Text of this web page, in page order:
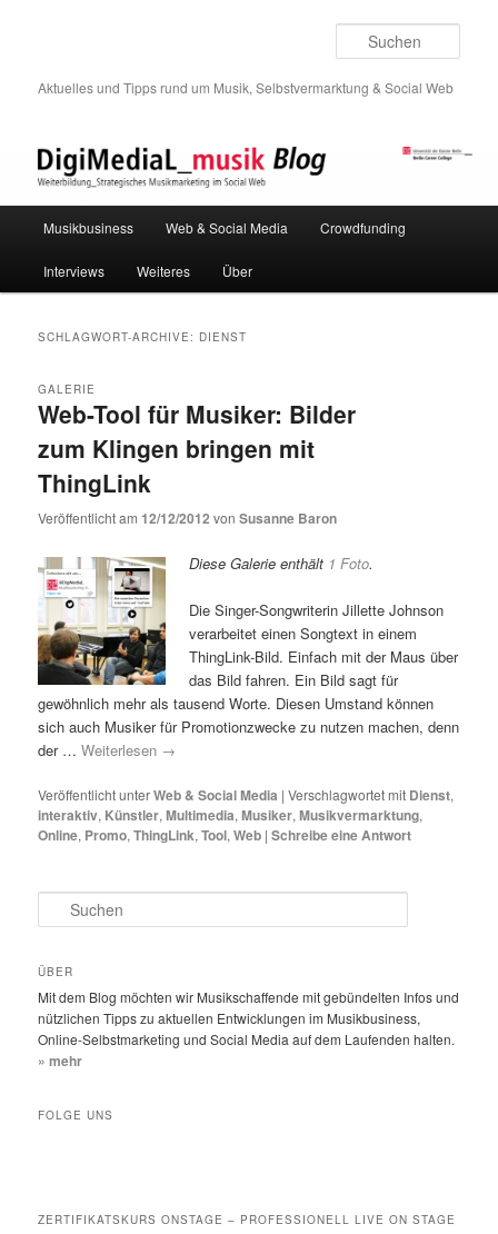
Aktuelles und Tipps rund um Musik, Selbstvermarktung & Social Web
Zum
Inhalt
Zum
sekundären
Musikbusiness Web & Social Media Crowdfunding
Interviews Weiteres Über
SCHLAGWORT-ARCHIVE: DIENST
Web-Tool für Musiker: Bilder
zum Klingen bringen mit
ThingLink
GALERIE
Veröffentlicht am 12/12/2012 vonSusanne Baron
Diese Galerie enthält 1 Foto.
Die Singer-Songwriterin Jillette Johnson
verarbeitet einen Songtext in einem
ThingLink-Bild. Einfach mit der Maus über
das Bild fahren. Ein Bild sagt für
gewöhnlich mehr als tausend Worte. Diesen Umstand können
sich auch Musiker für Promotionzwecke zu nutzen machen, denn
der …Weiterlesen →
Veröffentlicht unterWeb & Social Media |Verschlagwortet mit Dienst,
interaktiv, Künstler,Multimedia,Musiker,Musikvermarktung,
Online, Promo,ThingLink,Tool,Web |Schreibe eine Antwort
u
h
n
ÜBER
Mit dem Blog möchten wir Musikschaffende mit gebündelten Infos und
nützlichen Tipps zu aktuellen Entwicklungen im Musikbusiness,
Online-Selbstmarketing und Social Media auf dem Laufenden halten.
» mehr
FOLGE UNS
ZERTIFIKATSKURS ONSTAGE – PROFESSIONELL LIVE ON STAGE